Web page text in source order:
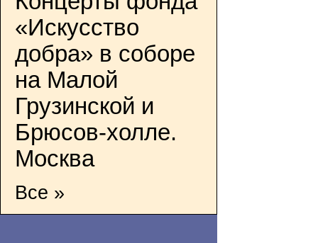
«Искусство
добра» в соборе
на Малой
Грузинской и
Брюсов-холле.
Москва
Все »